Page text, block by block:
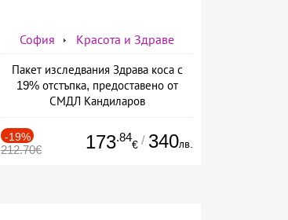
София Красота и Здраве
Пакет изследвания Здрава коса с
19% отстъпка, предоставено от
СМДЛ Кандиларов
-19%
212.70€ 173.84
€ / 340лв.